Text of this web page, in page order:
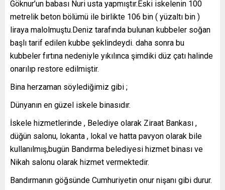
Göknur’un babası Nuri usta yapmıştır.Eski iskelenin 100
metrelik beton bölümü ile birlikte 106 bin ( yüzaltı bin )
liraya malolmuştu.Deniz tarafında bulunan kubbeler soğan
başlı tarif edilen kubbe şeklindeydi. daha sonra bu
kubbeler fırtına nedeniyle yıkılınca şimdiki düz çatı halinde
onarılıp restore edilmiştir.
Bina herzaman söylediğimiz gibi ;
Dünyanın en güzel iskele binasıdır.
İskele hizmetlerinde , Belediye olarak Ziraat Bankası ,
düğün salonu, lokanta , lokal ve hatta pavyon olarak bile
kullanılmış,bugün Bandırma belediyesi hizmet binası ve
Nikah salonu olarak hizmet vermektedir.
Bandırmanın göğsünde Cumhuriyetin onur nişanı gibi durur.